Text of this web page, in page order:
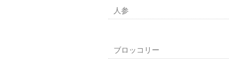
人参
ブロッコリー